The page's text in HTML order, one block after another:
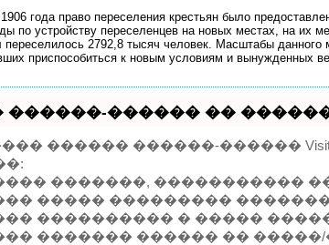
года право переселения крестьян было
по устройству переселенцев на новых местах, на их
переселилось 2792,8 тысяч человек. Масштабы
приспособиться к новым условиям и вынужденных
������ ��
������ ������-������
�������, �����������
����� ���������
���������� � �����
������� ������ ��